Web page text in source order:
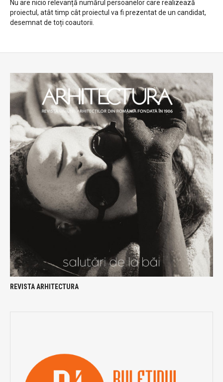
Nu are nicio relevanță numărul persoanelor care realizează
proiectul, atât timp cât proiectul va fi prezentat de un candidat,
desemnat de toți coautorii.
REVISTA ARHITECTURA